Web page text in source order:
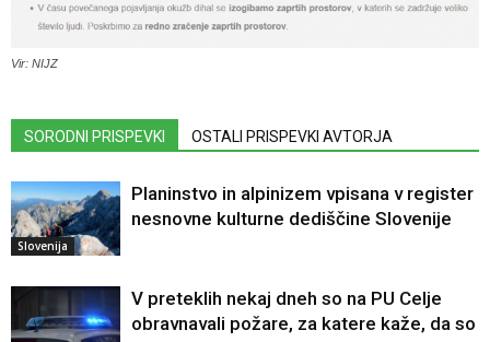
Vir: NIJZ
SORODNI PRISPEVKI OSTALI PRISPEVKI AVTORJA
Slovenija
Planinstvo in alpinizem vpisana v register
nesnovne kulturne dediščine Slovenije
V preteklih nekaj dneh so na PU Celje
obravnavali požare, za katere kaže, da so